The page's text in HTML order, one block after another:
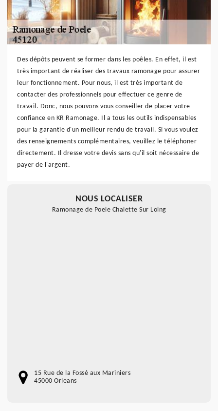
Des dépôts peuvent se former dans les poêles. En effet, il est
très important de réaliser des travaux ramonage pour assurer
leur fonctionnement. Pour nous, il est très important de
contacter des professionnels pour effectuer ce genre de
travail. Donc, nous pouvons vous conseiller de placer votre
confiance en KR Ramonage. Il a tous les outils indispensables
pour la garantie d'un meilleur rendu de travail. Si vous voulez
des renseignements complémentaires, veuillez le téléphoner
directement. Il dresse votre devis sans qu'il soit nécessaire de
payer de l'argent.
NOUS LOCALISER
Ramonage de Poele Chalette Sur Loing
15 Rue de la Fossé aux Mariniers
45000 Orleans